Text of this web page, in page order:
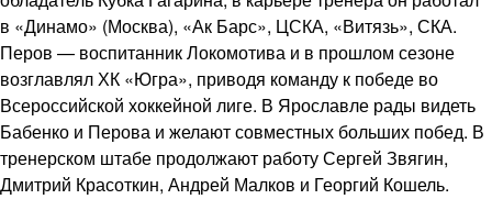
в «Динамо» (Москва), «Ак Барс», ЦСКА, «Витязь», СКА.
Перов — воспитанник Локомотива и в прошлом сезоне
возглавлял ХК «Югра», приводя команду к победе во
Всероссийской хоккейной лиге. В Ярославле рады видеть
Бабенко и Перова и желают совместных больших побед. В
тренерском штабе продолжают работу Сергей Звягин,
Дмитрий Красоткин, Андрей Малков и Георгий Кошель.